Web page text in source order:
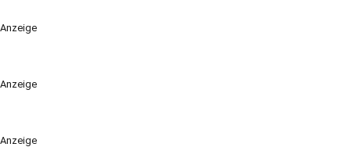
Anzeige
Anzeige
Anzeige